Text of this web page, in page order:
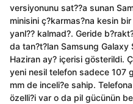
versiyonunu sat??a sunan
minisini ç?karmas?na kesin
yanl?? kalmad?. Geride
da tan?t?lan Samsung Galaxy
Haziran ay? içerisi gösterildi.
yeni nesil telefon sadece 107
mm de inceli?e sahip.
özelli?i var o da pil gücünün